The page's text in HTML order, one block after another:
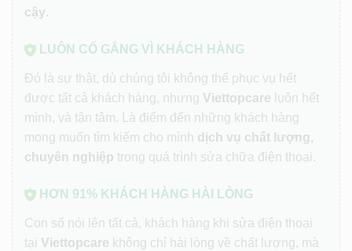
cậy.
LUÔN CỐ GẮNG VÌ KHÁCH HÀNG
Đó là sự thật, dù chúng tôi không thể phục vụ hết
được tất cả khách hàng, nhưng Viettopcare luôn hết
mình, và tận tâm. Là điểm đến những khách hàng
mong muốn tìm kiếm cho mình dịch vụ chất lượng,
chuyên nghiệp trong quá trình sửa chữa điện thoại.
HƠN 91% KHÁCH HÀNG HÀI LÒNG
Con số nói lên tất cả, khách hàng khi sửa điện thoại
tại Viettopcare không chỉ hài lòng về chất lượng, mà